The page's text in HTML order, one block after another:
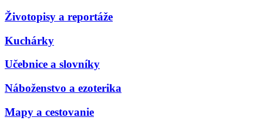
Životopisy a reportáže
Kuchárky
Učebnice a slovníky
Náboženstvo a ezoterika
Mapy a cestovanie